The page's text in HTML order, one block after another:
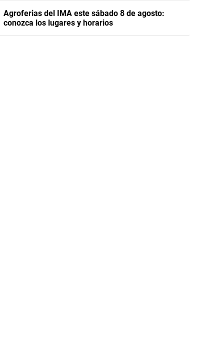
Agroferias del IMA este sábado 8 de agosto:
conozca los lugares y horarios